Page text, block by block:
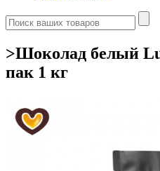
>Шоколад белый
пак 1 кг